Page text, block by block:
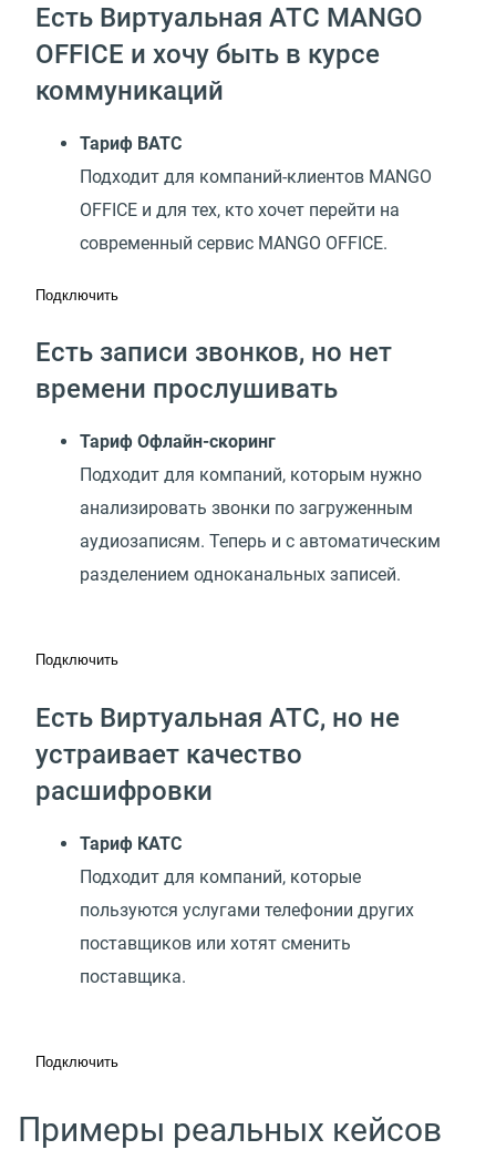
Есть Виртуальная АТС MANGO
OFFICE и хочу быть в курсе
коммуникаций
Тариф ВАТС
Подходит для компаний-клиентов MANGO
OFFICE и для тех, кто хочет перейти на
современный сервис MANGO OFFICE.
Подключить
Есть записи звонков, но нет
времени прослушивать
Тариф Офлайн-скоринг
Подходит для компаний, которым нужно
анализировать звонки по загруженным
аудиозаписям. Теперь и с автоматическим
разделением одноканальных записей.
Подключить
Есть Виртуальная АТС, но не
устраивает качество
расшифровки
Тариф КАТС
Подходит для компаний, которые
пользуются услугами телефонии других
поставщиков или хотят сменить
поставщика.
Подключить
Примеры реальных кейсов